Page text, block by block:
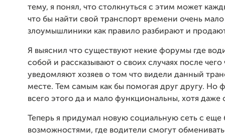
тему, я понял, что столкнуться с этим может
что бы найти свой транспорт времени очень мало
злоумышлиники как правило разбирают и
Я выяснил что существуют некие форумы где
собой и рассказывают о своих случаях после
уведомляют хозяев о том что видели данный
месте. Тем самым как бы помогая друг другу. Но
всего этого да и мало функциональны, хотя
Теперь я придумал новую социальную сеть с
возможностями, где водители смогут